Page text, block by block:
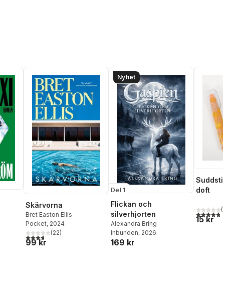
Skärvorna
Bret Easton Ellis
Pocket, 2024
3,7utav 5 stjärnor. Totalt antal röster:
(22)
99 kr
Nyhet
Del 1
Flickan och
silverhjorten
Alexandra Bring
Inbunden, 2026
169 kr
Suddstift
doft
4,8utav 5(
15 kr